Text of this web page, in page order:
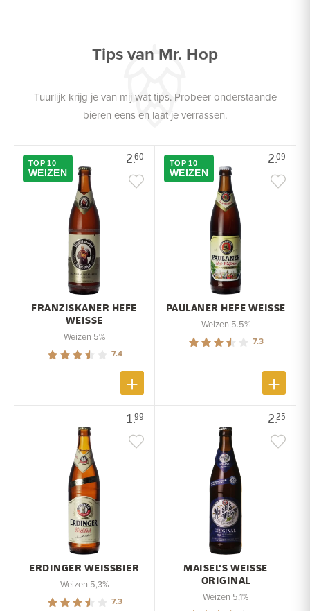
Tips van Mr. Hop
Tuurlijk krijg je van mij wat tips. Probeer onderstaande
bieren eens en laat je verrassen.
2.60
TOP 10
WEIZEN
FRANZISKANER HEFE
WEISSE
Weizen 5%
7.4
2.09
TOP 10
WEIZEN
PAULANER HEFE WEISSE
Weizen 5.5%
7.3
1.99
ERDINGER WEISSBIER
Weizen 5,3%
7.3
2.25
MAISEL'S WEISSE
ORIGINAL
Weizen 5,1%